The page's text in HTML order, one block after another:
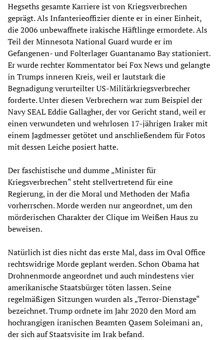
Hegseths gesamte Karriere ist von Kriegsverbrechen
geprägt. Als Infanterieoffizier diente er in einer Einheit,
die 2006 unbewaffnete irakische Häftlinge ermordete. Als
Teil der Minnesota National Guard wurde er im
Gefangenen- und Folterlager Guantanamo Bay stationiert.
Er wurde rechter Kommentator bei Fox News und gelangte
in Trumps inneren Kreis, weil er lautstark die
Begnadigung verurteilter US-Militärkriegsverbrecher
forderte. Unter diesen Verbrechern war zum Beispiel der
Navy SEAL Eddie Gallagher, der vor Gericht stand, weil er
einen verwundeten und wehrlosen 17-jährigen Iraker mit
einem Jagdmesser getötet und anschließendem für Fotos
mit dessen Leiche posiert hatte.
Der faschistische und dumme „Minister für
Kriegsverbrechen“ steht stellvertretend für eine
Regierung, in der die Moral und Methoden der Mafia
vorherrschen. Morde werden nur angeordnet, um den
mörderischen Charakter der Clique im Weißen Haus zu
beweisen.
Natürlich ist dies nicht das erste Mal, dass im Oval Office
rechtswidrige Morde geplant werden. Schon Obama hat
Drohnenmorde angeordnet und auch mindestens vier
amerikanische Staatsbürger töten lassen. Seine
regelmäßigen Sitzungen wurden als „Terror-Dienstage“
bezeichnet. Trump ordnete im Jahr 2020 den Mord am
hochrangigen iranischen Beamten Qasem Soleimani an,
der sich auf Staatsvisite im Irak befand.